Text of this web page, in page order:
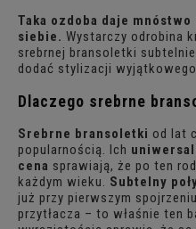
Taka ozdoba daje
siebie. Wystarczy odrobina
srebrnej bransoletki
dodać stylizacji
Dlaczego srebrne
Srebrne bransoletki od lat
popularnością. Ich
cena sprawiają, że po ten
każdym wieku. Subtelny
już przy pierwszym
przytłacza – to właśnie ten